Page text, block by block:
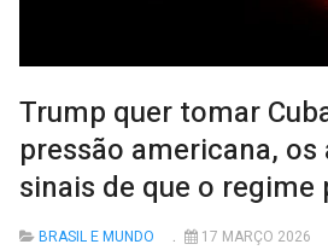
Trump quer tomar
pressão americana, os
sinais de que o regime
BRASIL E MUNDO 17 MARÇO 2026